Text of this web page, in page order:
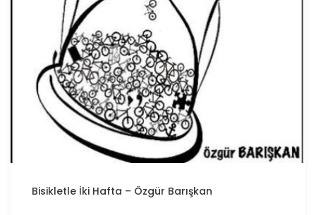
Bisikletle İki Hafta – Özgür Barışkan